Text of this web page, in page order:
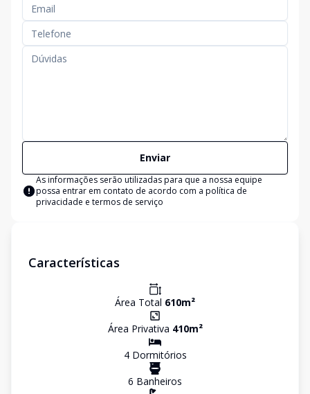
Enviar
As informações serão utilizadas para que a nossa equipe
possa entrar em contato de acordo com a política de
privacidade e termos de serviço
Características
Área Total 610m²
Área Privativa 410m²
4Dormitórios
6 Banheiros